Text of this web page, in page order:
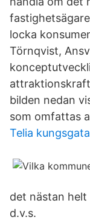
locka
Törnqvist,
bilden nedan
som omfattas
Telia
det nästan helt
d.v.s.